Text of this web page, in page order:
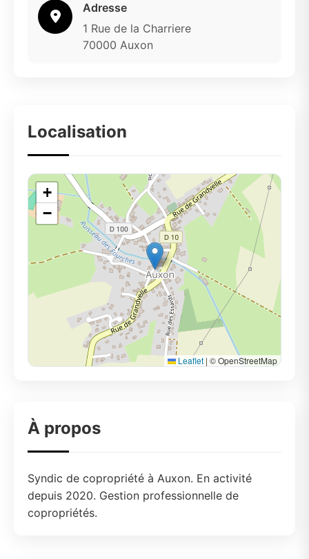
Adresse
1 Rue de la Charriere
70000 Auxon
Localisation
+
−
Leaflet | © OpenStreetMap
À propos
Syndic de copropriété à Auxon. En activité
depuis 2020. Gestion professionnelle de
copropriétés.